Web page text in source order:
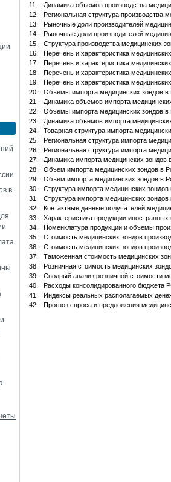
в
11.
Динамика объемов производства
12.
Региональная структура производства
13.
Рыночные доли производителей
14.
Рыночные доли производителей
15.
Структура производства медицинских
16.
Перечень и характеристика
17.
Перечень и характеристика
18.
Перечень и характеристика
19.
Перечень и характеристика
20.
Объемы импорта медицинских зондов в
21.
Динамика объемов импорта
22.
Объемы импорта медицинских зондов
23.
Динамика объемов импорта
24.
Товарная структура импорта
25.
Региональная структура импорта
26.
Региональная структура импорта
27.
Динамика импорта медицинских
28.
Объем импорта медицинских зондов в
29.
Объем импорта медицинских зондов в
30.
Структура импорта медицинских
31.
Структура импорта медицинских
32.
Контактные данные получателей
33.
Характеристика продукции
34.
Номенклатура продукции и объемы
35.
Стоимость медицинских зондов
36.
Стоимость медицинских зондов
37.
Таможенная стоимость медицинских
38.
Розничная стоимость медицинских
39.
Сводный анализ розничной стоимости
40.
Расходы консолидированного бюджета
41.
Индексы реальных располагаемых
42.
Прогноз спроса и предложения